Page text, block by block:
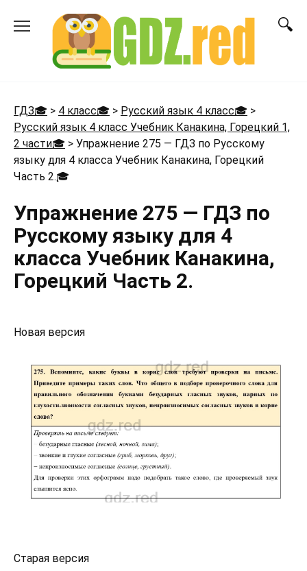
ГДЗ🎓 > 4 класс🎓 > Русский язык 4 класс🎓 >
Русский язык 4 класс Учебник Канакина, Горецкий 1,
2 части🎓 > Упражнение 275 — ГДЗ по Русскому
языку для 4 класса Учебник Канакина, Горецкий
Часть 2.🎓
Упражнение 275 — ГДЗ по
Русскому языку для 4
класса Учебник Канакина,
Горецкий Часть 2.
Новая версия
Старая версия